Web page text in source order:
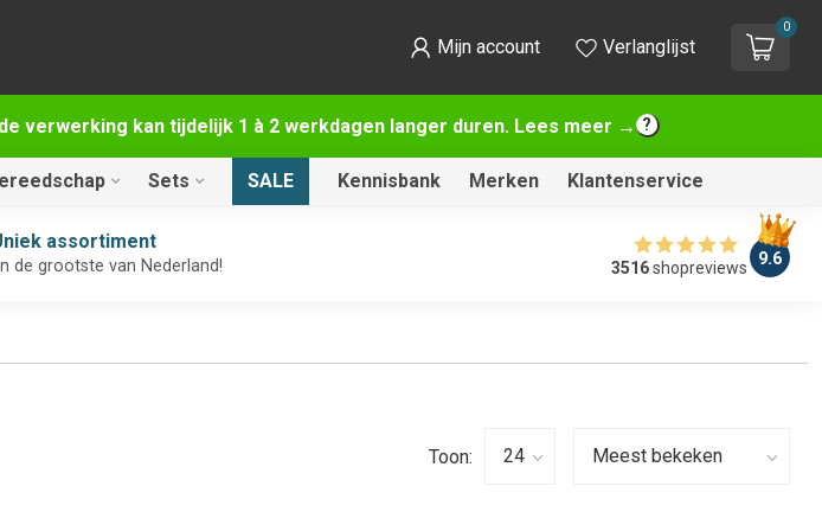
verwerking kan tijdelijk 1 à 2 werkdagen langer duren. Lees meer →
Mijn account Verlanglijst
0
Sets SALE Kennisbank Merken Klantenservice
assortiment
de grootste van Nederland! 3516shopreviews 9.6
Toon: